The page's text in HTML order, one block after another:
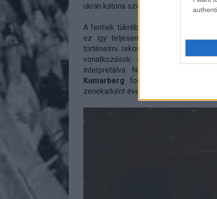
ukrán katona személyes beszámolóin
A fentiek tükrében nyilván senki nem
ez így teljesen rendben is van.
történelmi rekonstrukciót kaptunk az
vonatkozások említésével.
interpretálva. Nem csupán azért,
Kumarberg foglalkozását tekintve
zenekarként évek óta saját bőrükön